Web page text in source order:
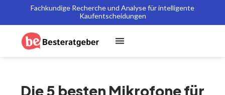
Fachkundige Recherche und Analyse für intelligente
Kaufentscheidungen
Die 5 besten Mikrofone für